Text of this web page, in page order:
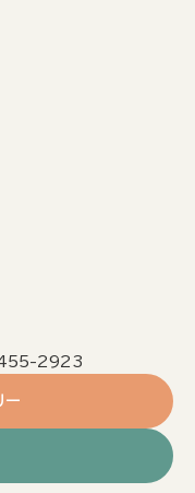
2923
ー